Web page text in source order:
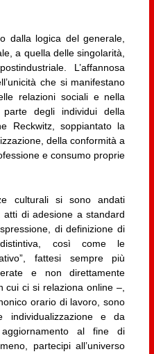
dalla logica del generale,
a quella delle singolarità,
L’affannosa
che si manifestano
relazioni sociali e nella
parte degli individui della
Reckwitz, soppiantato la
della conformità a
e consumo proprie
culturali si sono andati
di adesione a standard
di definizione di
così come le
fattesi sempre più
e non direttamente
cui ci si relaziona online –,
orario di lavoro, sono
individualizzazione e da
aggiornamento al fine di
partecipi all’universo